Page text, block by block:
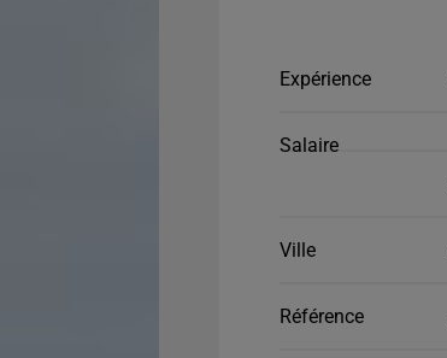
Expérience
Salaire
Ville
Référence